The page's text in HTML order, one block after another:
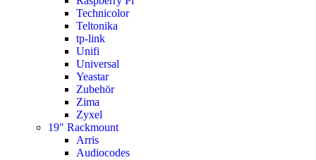
Technicolor
Teltonika
tp-link
Unifi
Universal
Yeastar
Zubehör
Zima
Zyxel
19" Rackmount
Arris
Audiocodes